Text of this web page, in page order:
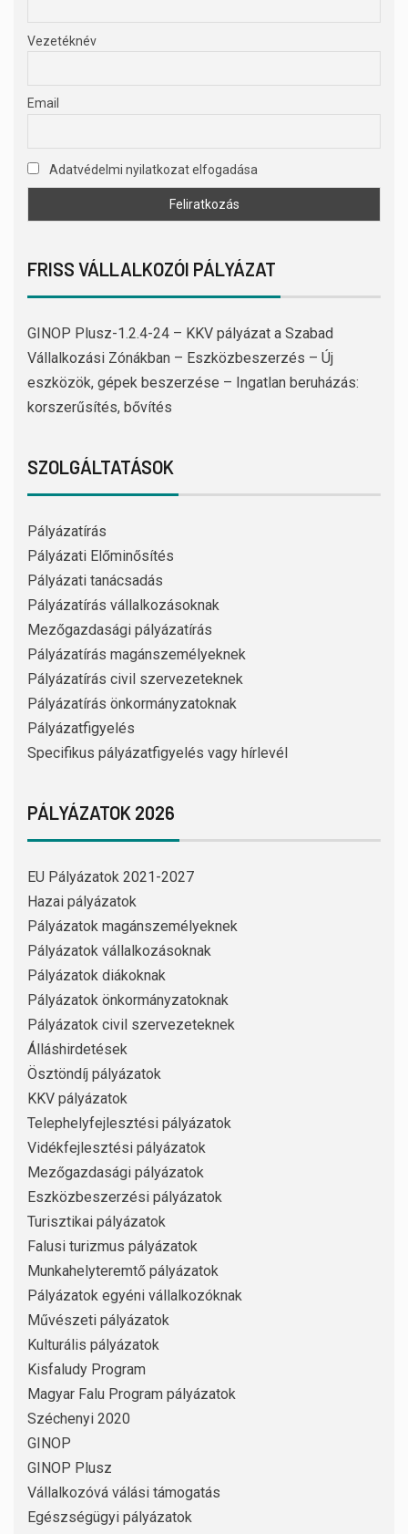
Vezetéknév
Email
Adatvédelmi nyilatkozat elfogadása
FRISS VÁLLALKOZÓI PÁLYÁZAT
GINOP Plusz-1.2.4-24 – KKV pályázat a Szabad
Vállalkozási Zónákban – Eszközbeszerzés – Új
eszközök, gépek beszerzése – Ingatlan beruházás:
korszerűsítés, bővítés
SZOLGÁLTATÁSOK
Pályázatírás
Pályázati Előminősítés
Pályázati tanácsadás
Pályázatírás vállalkozásoknak
Mezőgazdasági pályázatírás
Pályázatírás magánszemélyeknek
Pályázatírás civil szervezeteknek
Pályázatírás önkormányzatoknak
Pályázatfigyelés
Specifikus pályázatfigyelés vagy hírlevél
PÁLYÁZATOK 2026
EU Pályázatok 2021-2027
Hazai pályázatok
Pályázatok magánszemélyeknek
Pályázatok vállalkozásoknak
Pályázatok diákoknak
Pályázatok önkormányzatoknak
Pályázatok civil szervezeteknek
Álláshirdetések
Ösztöndíj pályázatok
KKV pályázatok
Telephelyfejlesztési pályázatok
Vidékfejlesztési pályázatok
Mezőgazdasági pályázatok
Eszközbeszerzési pályázatok
Turisztikai pályázatok
Falusi turizmus pályázatok
Munkahelyteremtő pályázatok
Pályázatok egyéni vállalkozóknak
Művészeti pályázatok
Kulturális pályázatok
Kisfaludy Program
Magyar Falu Program pályázatok
Széchenyi 2020
GINOP
GINOP Plusz
Vállalkozóvá válási támogatás
Egészségügyi pályázatok